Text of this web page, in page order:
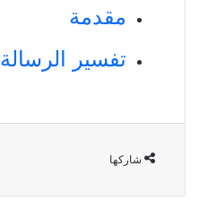
مقدمة
تفسير الرسالة
شاركها